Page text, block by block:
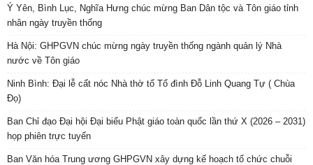
Ý Yên, Bình Lục, Nghĩa Hưng chúc mừng Ban Dân tộc và Tôn giáo tỉnh
nhân ngày truyền thống
Hà Nội: GHPGVN chúc mừng ngày truyền thống ngành quản lý Nhà
nước về Tôn giáo
Ninh Bình: Đại lễ cất nóc Nhà thờ tổ Tổ đình Đỗ Linh Quang Tự ( Chùa
Đọ)
Ban Chỉ đạo Đại hội Đại biểu Phật giáo toàn quốc lần thứ X (2026 – 2031)
họp phiên trực tuyến
Ban Văn hóa Trung ương GHPGVN xây dựng kế hoạch tổ chức chuỗi